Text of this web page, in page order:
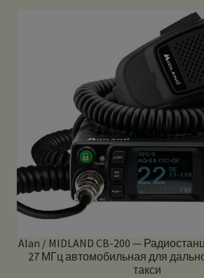
Alan / MIDLAND CB-200 —
27 МГц автомобильная для
такси